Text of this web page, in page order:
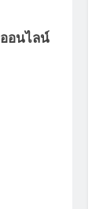
อนไลน์